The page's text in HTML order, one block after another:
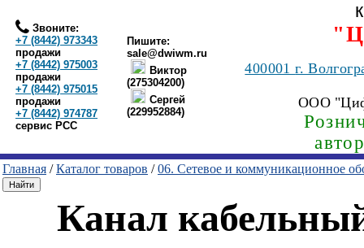
Звоните:
+7 (8442) 973343
продажи
+7 (8442) 975003
продажи
+7 (8442) 975015
продажи
+7 (8442) 974787
сервис РСС
Пишите:
sale@dwiwm.ru
Виктор
(275304200)
Сергей
(229952884)
400001г.
ООО
Главная /Каталог товаров /06. Сетевое и коммуникационное
Канал